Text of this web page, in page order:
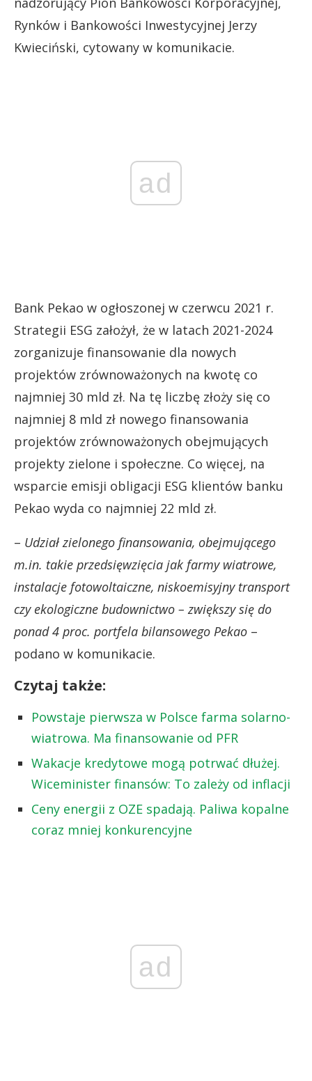
Rynków i Bankowości Inwestycyjnej Jerzy
Kwieciński, cytowany w komunikacie.
ad
Bank Pekao w ogłoszonej w czerwcu 2021 r.
Strategii ESG założył, że w latach 2021-2024
zorganizuje finansowanie dla nowych
projektów zrównoważonych na kwotę co
najmniej 30 mld zł. Na tę liczbę złoży się co
najmniej 8 mld zł nowego finansowania
projektów zrównoważonych obejmujących
projekty zielone i społeczne. Co więcej, na
wsparcie emisji obligacji ESG klientów banku
Pekao wyda co najmniej 22 mld zł.
– Udział zielonego finansowania, obejmującego
m.in. takie przedsięwzięcia jak farmy wiatrowe,
instalacje fotowoltaiczne, niskoemisyjny transport
czy ekologiczne budownictwo – zwiększy się do
ponad 4 proc. portfela bilansowego Pekao –
podano w komunikacie.
Czytaj także:
Powstaje pierwsza w Polsce farma solarno-
wiatrowa. Ma finansowanie od PFR
Wakacje kredytowe mogą potrwać dłużej.
Wiceminister finansów: To zależy od inflacji
Ceny energii z OZE spadają. Paliwa kopalne
coraz mniej konkurencyjne
ad